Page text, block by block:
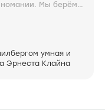
Мы берём
этот период
умная и
Эрнеста Клайна